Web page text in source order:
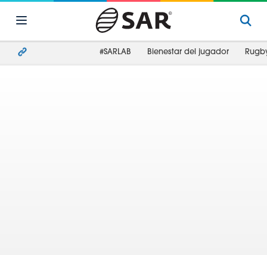
#SARLAB Bienestar del jugador